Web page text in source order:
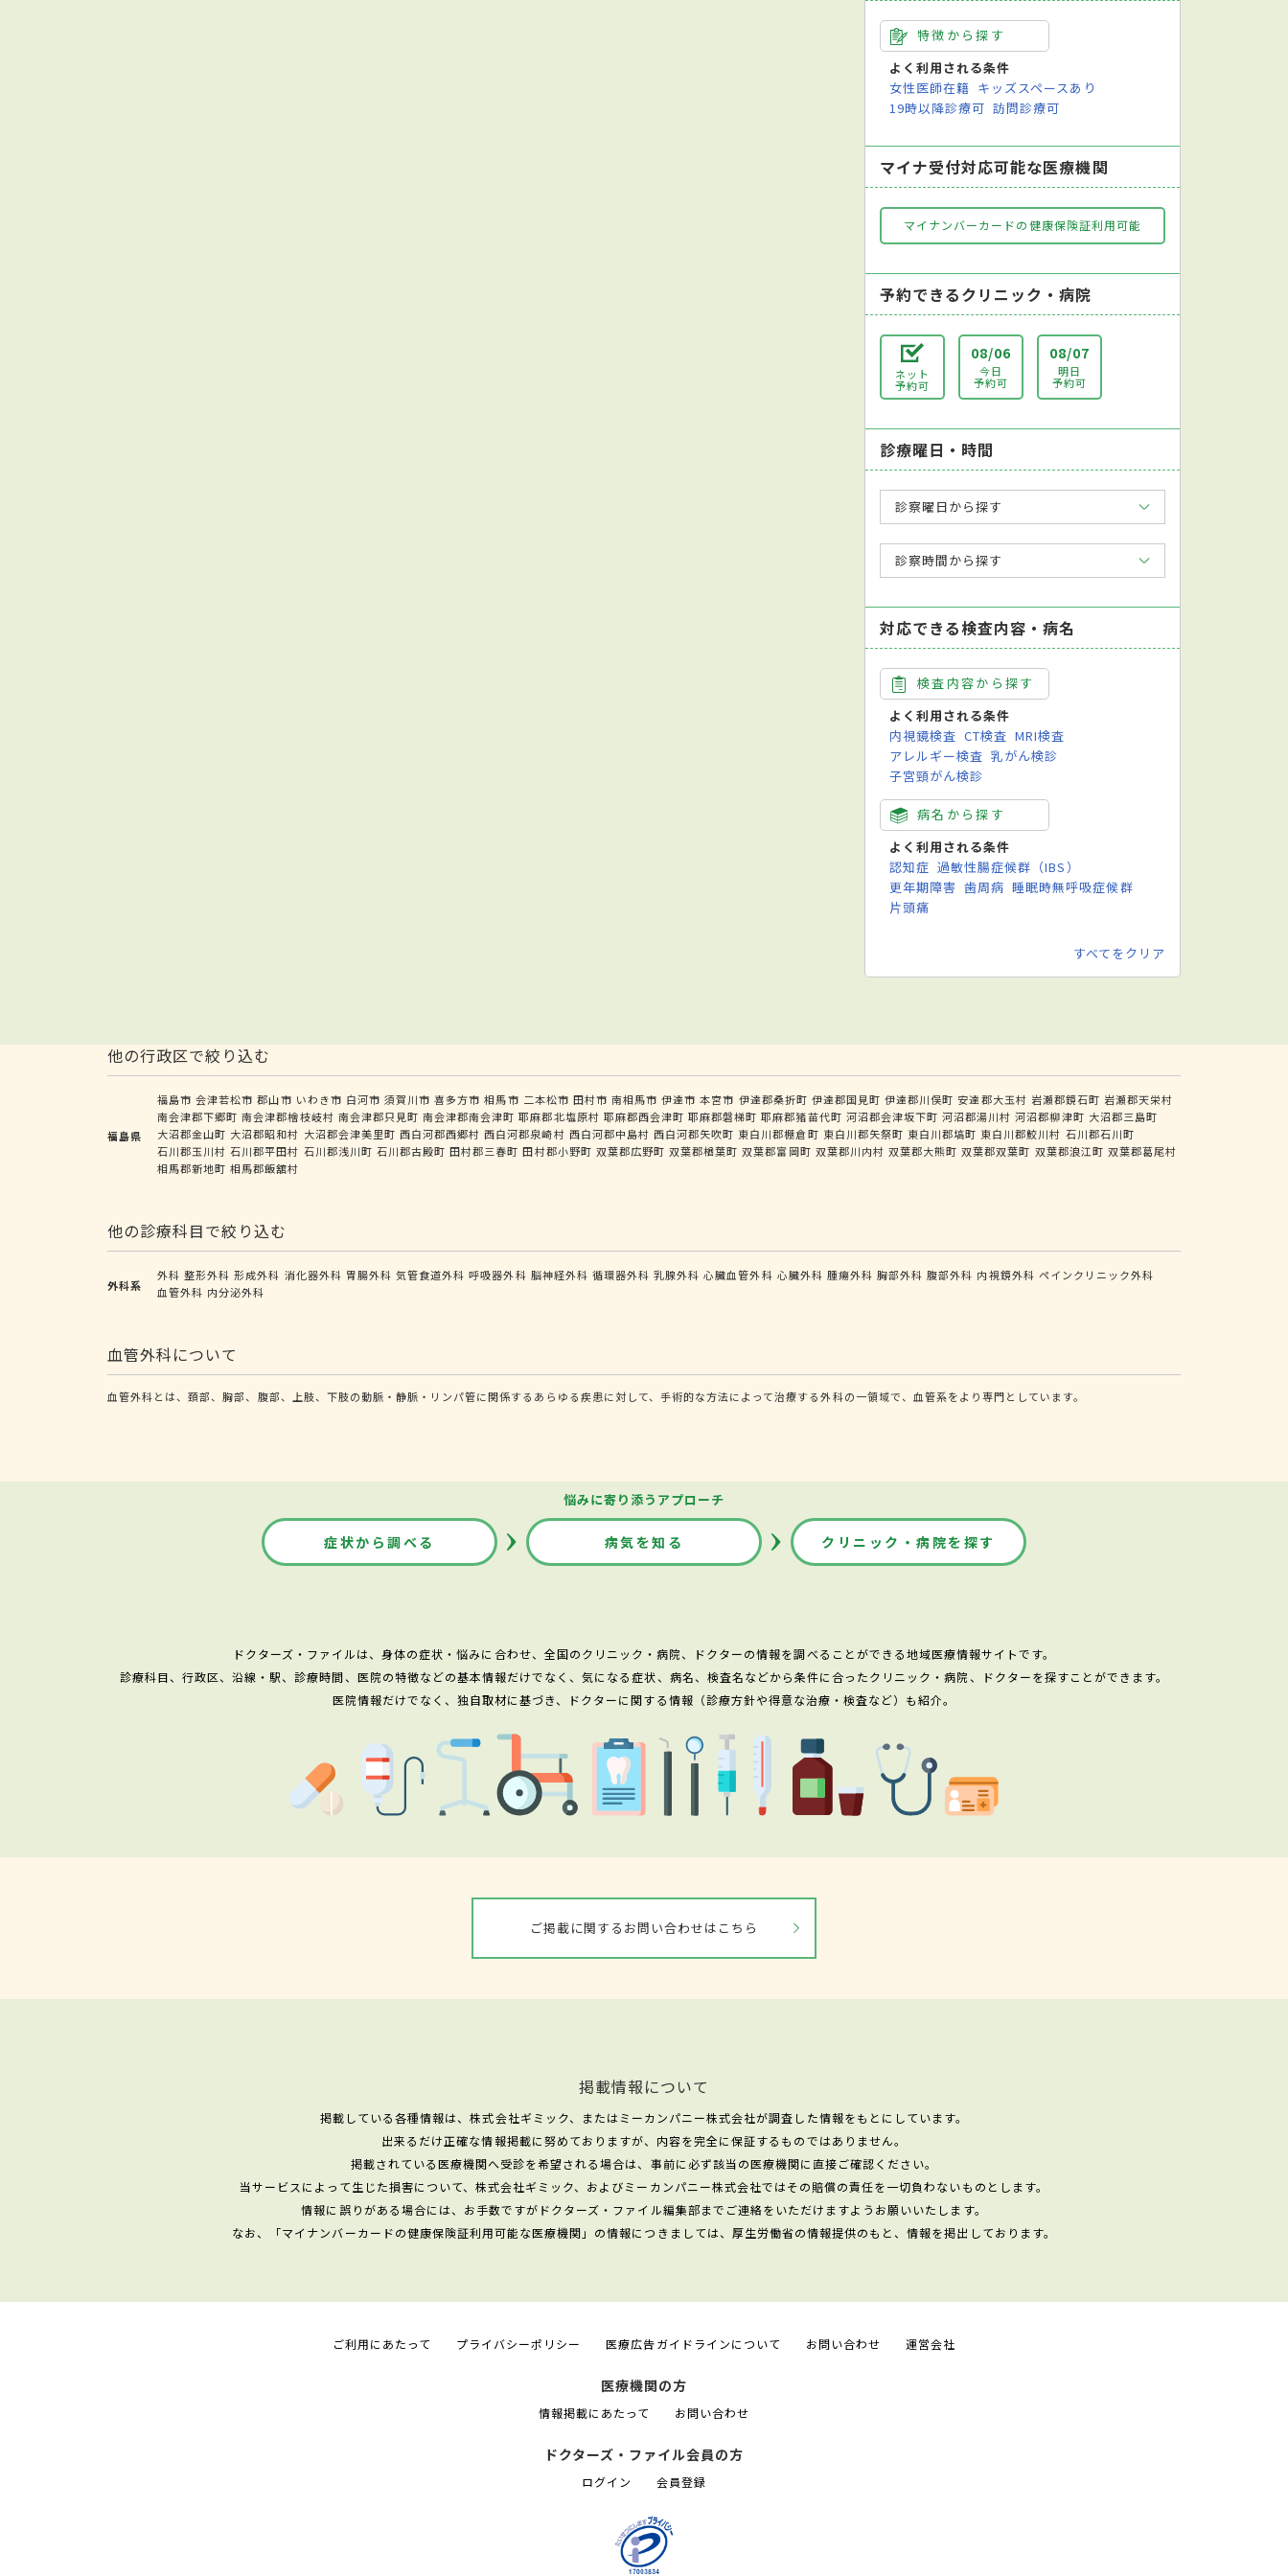
特徴から探す
よく利用される条件
女性医師在籍 キッズスペースあり
19時以降診療可 訪問診療可
マイナ受付対応可能な医療機関
マイナンバーカードの健康保険証利用可能
予約できるクリニック・病院
ネット
予約可
08/06
今日
予約可
08/07
明日
予約可
診療曜日・時間
診察曜日から探す
診察時間から探す
対応できる検査内容・病名
検査内容から探す
よく利用される条件
内視鏡検査 CT検査 MRI検査
アレルギー検査 乳がん検診
子宮頸がん検診
病名から探す
よく利用される条件
認知症 過敏性腸症候群（IBS）
更年期障害 歯周病 睡眠時無呼吸症候群
片頭痛
すべてをクリア
他の行政区で絞り込む
福島県
福島市 会津若松市 郡山市 いわき市 白河市 須賀川市 喜多方市 相馬市 二本松市 田村市 南相馬市 伊達市 本宮市 伊達郡桑折町 伊達郡国見町 伊達郡川俣町 安達郡大玉村 岩瀬郡鏡石町 岩瀬郡天栄村
南会津郡下郷町 南会津郡檜枝岐村 南会津郡只見町 南会津郡南会津町 耶麻郡北塩原村 耶麻郡西会津町 耶麻郡磐梯町 耶麻郡猪苗代町 河沼郡会津坂下町 河沼郡湯川村 河沼郡柳津町 大沼郡三島町
大沼郡金山町 大沼郡昭和村 大沼郡会津美里町 西白河郡西郷村 西白河郡泉崎村 西白河郡中島村 西白河郡矢吹町 東白川郡棚倉町 東白川郡矢祭町 東白川郡塙町 東白川郡鮫川村 石川郡石川町
石川郡玉川村 石川郡平田村 石川郡浅川町 石川郡古殿町 田村郡三春町 田村郡小野町 双葉郡広野町 双葉郡楢葉町 双葉郡富岡町 双葉郡川内村 双葉郡大熊町 双葉郡双葉町 双葉郡浪江町 双葉郡葛尾村
相馬郡新地町 相馬郡飯舘村
他の診療科目で絞り込む
外科系
外科 整形外科 形成外科 消化器外科 胃腸外科 気管食道外科 呼吸器外科 脳神経外科 循環器外科 乳腺外科 心臓血管外科 心臓外科 腫瘍外科 胸部外科 腹部外科 内視鏡外科 ペインクリニック外科
血管外科 内分泌外科
血管外科について
血管外科とは、頚部、胸部、腹部、上肢、下肢の動脈・静脈・リンパ管に関係するあらゆる疾患に対して、手術的な方法によって治療する外科の一領域で、血管系をより専門としています。
悩みに寄り添うアプローチ
症状から調べる 病気を知る クリニック・病院を探す
ドクターズ・ファイルは、身体の症状・悩みに合わせ、全国のクリニック・病院、ドクターの情報を調べることができる地域医療情報サイトです。
診療科目、行政区、沿線・駅、診療時間、医院の特徴などの基本情報だけでなく、気になる症状、病名、検査名などから条件に合ったクリニック・病院、ドクターを探すことができます。
医院情報だけでなく、独自取材に基づき、ドクターに関する情報（診療方針や得意な治療・検査など）も紹介。
ご掲載に関するお問い合わせはこちら
掲載情報について
掲載している各種情報は、株式会社ギミック、またはミーカンパニー株式会社が調査した情報をもとにしています。
出来るだけ正確な情報掲載に努めておりますが、内容を完全に保証するものではありません。
掲載されている医療機関へ受診を希望される場合は、事前に必ず該当の医療機関に直接ご確認ください。
当サービスによって生じた損害について、株式会社ギミック、およびミーカンパニー株式会社ではその賠償の責任を一切負わないものとします。
情報に誤りがある場合には、お手数ですがドクターズ・ファイル編集部までご連絡をいただけますようお願いいたします。
なお、「マイナンバーカードの健康保険証利用可能な医療機関」の情報につきましては、厚生労働省の情報提供のもと、情報を掲出しております。
ご利用にあたって プライバシーポリシー 医療広告ガイドラインについて お問い合わせ 運営会社
医療機関の方
情報掲載にあたって お問い合わせ
ドクターズ・ファイル会員の方
ログイン 会員登録